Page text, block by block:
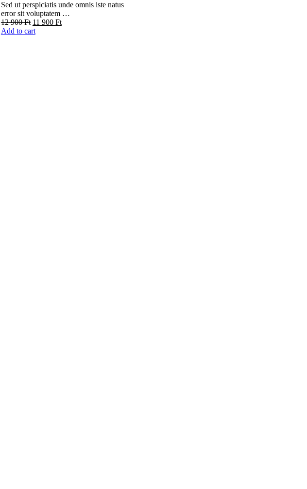
Sed ut perspiciatis unde omnis iste natus
error sit voluptatem …
12 900Ft 11 900 Ft
Add to cart